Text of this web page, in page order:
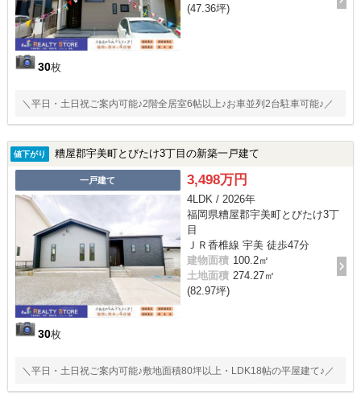
30枚
(47.36坪)
＼平日・土日祝ご案内可能♪2階全居室6帖以上♪お車並列2台駐車可能♪／
値下がり 糟屋郡宇美町とびたけ3丁目の新築一戸建て
一戸建て
30枚
3,498万円
4LDK / 2026年
福岡県糟屋郡宇美町とびたけ3丁
目
ＪＲ香椎線 宇美 徒歩47分
建物面積 100.2㎡
土地面積 274.27㎡
(82.97坪)
＼平日・土日祝ご案内可能♪敷地面積80坪以上・LDK18帖の平屋建て♪／